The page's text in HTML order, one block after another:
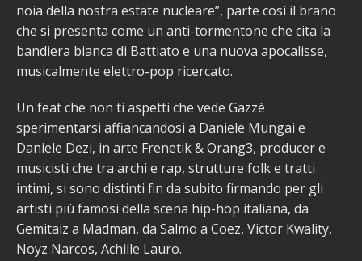
noia della nostra estate nucleare”, parte così il brano
che si presenta come un anti-tormentone che cita la
bandiera bianca di Battiato e una nuova apocalisse,
musicalmente elettro-pop ricercato.
Un feat che non ti aspetti che vede Gazzè
sperimentarsi affiancandosi a Daniele Mungai e
Daniele Dezi, in arte Frenetik & Orang3, producer e
musicisti che tra archi e rap, strutture folk e tratti
intimi, si sono distinti fin da subito firmando per gli
artisti più famosi della scena hip-hop italiana, da
Gemitaiz a Madman, da Salmo a Coez, Victor Kwality,
Noyz Narcos, Achille Lauro.